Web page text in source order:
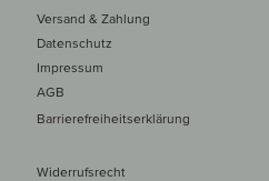
Versand & Zahlung
Datenschutz
Impressum
AGB
Barrierefreiheitserklärung
Widerrufsrecht